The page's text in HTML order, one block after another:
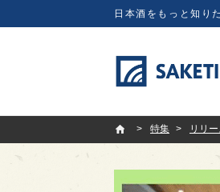
日本酒をもっと知り
SAKETIMES
特集
リリ